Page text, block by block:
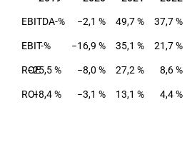
EBITDA-% −2,1 % 49,7 % 37,7 %
EBIT-% −16,9 % 35,1 % 21,7 %
ROE
−25,5 % −8,0 % 27,2 % 8,6 %
ROI−8,4 % −3,1 % 13,1 % 4,4 %